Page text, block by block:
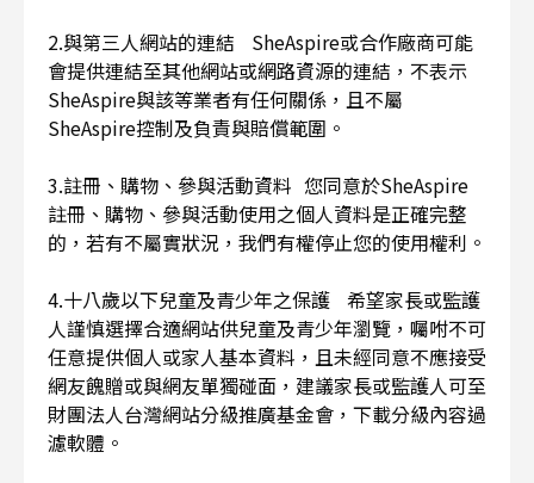
2.與第三人網站的連結 SheAspire或合作廠商可能
會提供連結至其他網站或網路資源的連結，不表示
SheAspire與該等業者有任何關係，且不屬
SheAspire控制及負責與賠償範圍。
3.註冊、購物、參與活動資料 您同意於SheAspire
註冊、購物、參與活動使用之個人資料是正確完整
的，若有不屬實狀況，我們有權停止您的使用權利。
4.十八歲以下兒童及青少年之保護 希望家長或監護
人謹慎選擇合適網站供兒童及青少年瀏覽，囑咐不可
任意提供個人或家人基本資料，且未經同意不應接受
網友餽贈或與網友單獨碰面，建議家長或監護人可至
財團法人台灣網站分級推廣基金會，下載分級內容過
濾軟體。